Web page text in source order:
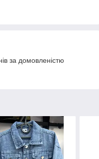
за домовленістю